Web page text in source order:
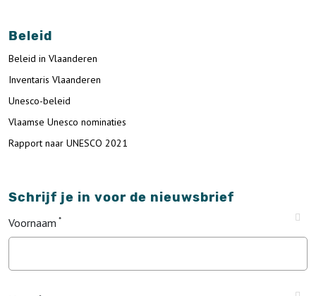
Beleid
Beleid in Vlaanderen
Inventaris Vlaanderen
Unesco-beleid
Vlaamse Unesco nominaties
Rapport naar UNESCO 2021
Schrijf je in voor de nieuwsbrief
Voornaam